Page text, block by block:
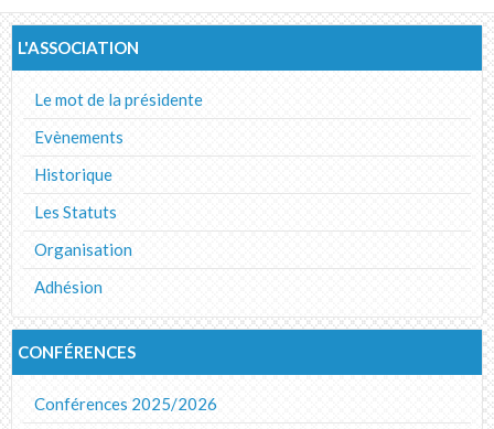
L'ASSOCIATION
Le mot de la présidente
Evènements
Historique
Les Statuts
Organisation
Adhésion
CONFÉRENCES
Conférences 2025/2026